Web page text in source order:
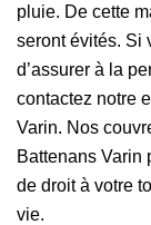
pluie. De cette
seront évités. Si
d’assurer à la
contactez notre
Varin. Nos
Battenans Varin
de droit à votre
vie.